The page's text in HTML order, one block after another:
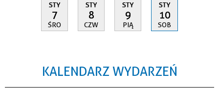
STY
7
ŚRO
STY
8
CZW
STY
9
PIĄ
STY
10
SOB
KALENDARZ WYDARZEŃ